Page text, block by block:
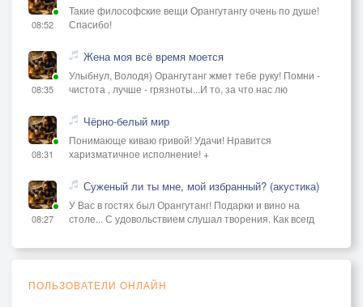
08:52
Такие философские вещи Орангутангу очень по душе!
Спасибо!
08:35
Жена моя всё время моется
Улыбнул, Володя) Орангутанг жмет тебе руку! Помни -
чистота , лучше - грязноты...И то, за что нас лю
08:31
Чёрно-белый мир
Понимающе киваю гривой! Удачи! Нравится
харизматичное исполнение! +
08:27
Суженый ли ты мне, мой избранный? (акустика)
У Вас в гостях был Орангутанг! Подарки и вино на
столе... С удовольствием слушал творения. Как всегд
ПОЛЬЗОВАТЕЛИ ОНЛАЙН